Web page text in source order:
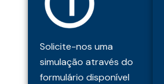
Solicite-nos uma
simulação através do
formulário disponível